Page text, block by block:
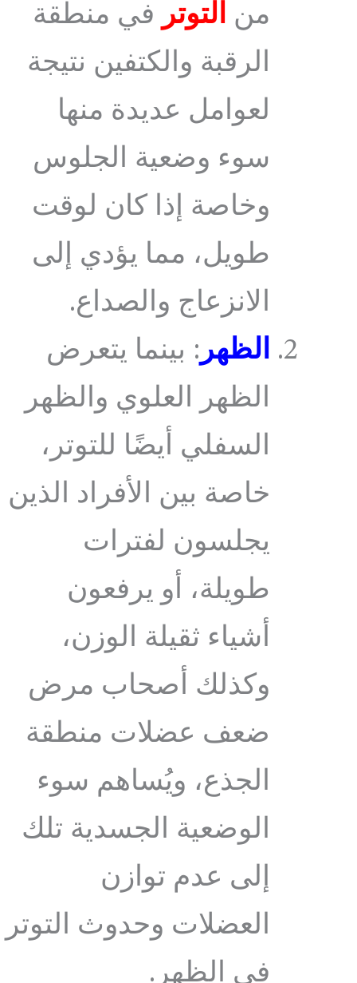
من التوتر في منطقة
الرقبة والكتفين نتيجة
لعوامل عديدة منها
سوء وضعية الجلوس
وخاصة إذا كان لوقت
طويل، مما يؤدي إلى
الانزعاج والصداع.
الظهر : بينما يتعرض
الظهر العلوي والظهر
السفلي أيضًا للتوتر،
خاصة بين الأفراد الذين
يجلسون لفترات
طويلة، أو يرفعون
أشياء ثقيلة الوزن،
وكذلك أصحاب مرض
ضعف عضلات منطقة
الجذع، ويُساهم سوء
الوضعية الجسدية تلك
إلى عدم توازن
العضلات وحدوث التوتر
في الظهر.